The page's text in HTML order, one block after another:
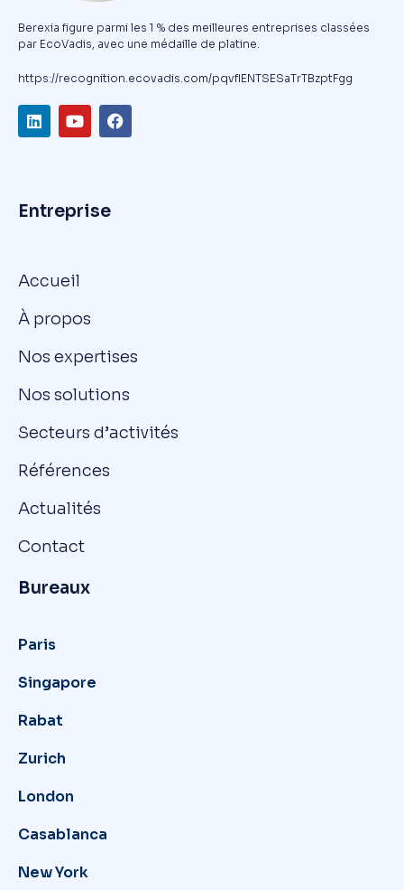
Berexia figure parmi les 1 % des meilleures entreprises classées
par EcoVadis, avec une médaille de platine.
https://recognition.ecovadis.com/pqvfIENTSESaTrTBzptFgg
Entreprise
Accueil
À propos
Nos expertises
Nos solutions
Secteurs d’activités
Références
Actualités
Contact
Bureaux
Paris
Singapore
Rabat
Zurich
London
Casablanca
New York